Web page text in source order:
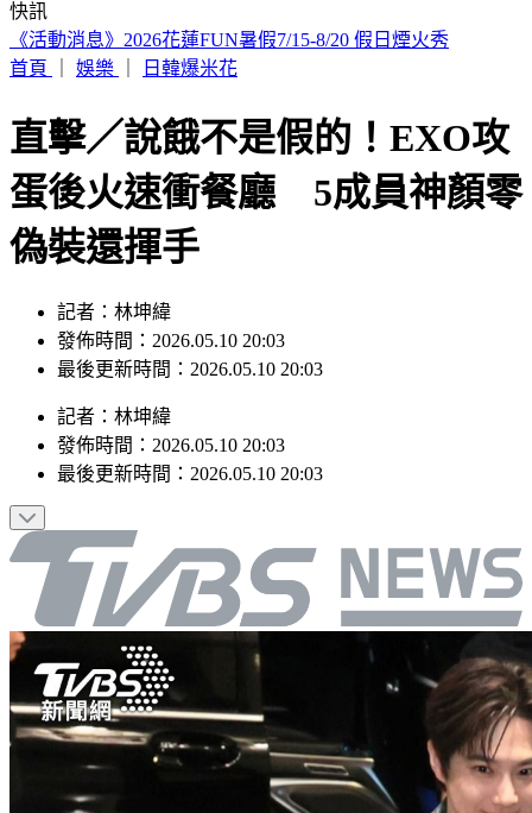
快訊
印度女與兄大吵後暴走！ 竟朝9月大姪子嘴裡「猛灌強力
膠」
直擊／說餓不是假的！EXO攻
蛋後火速衝餐廳 5成員神顏零
偽裝還揮手
記者：林坤緯
發佈時間：2026.05.10 20:03
記者：林坤緯
發佈時間：2026.05.10 20:03